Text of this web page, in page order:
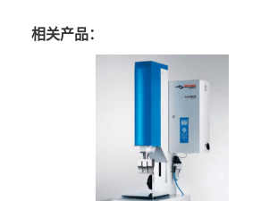
相关产品：